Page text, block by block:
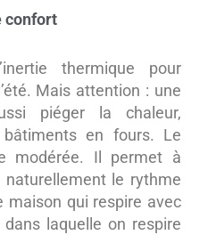
confort
thermique pour
Mais attention : une
piéger la chaleur,
en fours. Le
modérée. Il permet à
naturellement le rythme
maison qui respire avec
laquelle on respire